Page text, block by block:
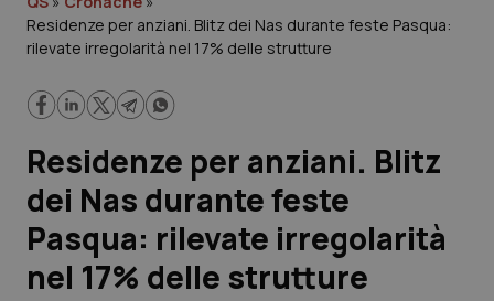
Governo e Parlamento
Regioni e Asl
Lavoro e Professioni
Scienza e Farmaci
Studi e Analisi
Residenze per anziani. Blitz dei Nas durante feste Pasqua:
rilevate irregolarità nel 17% delle strutture
Residenze per anziani. Blitz
dei Nas durante feste
Pasqua: rilevate irregolarità
nel 17% delle strutture